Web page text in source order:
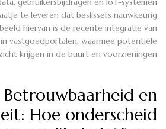
te leveren dat beslissers nauwkeurig
hiervan is de recente integratie van
vastgoedportalen, waarmee potentiële
krijgen in de buurt en voorzieningen.
Betrouwbaarheid en
Hoe onderscheid